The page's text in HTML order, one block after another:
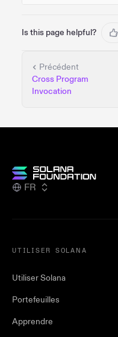
Is this page helpful?
Précédent
Cross Program
Invocation
FR
UTILISER SOLANA
Utiliser Solana
Portefeuilles
Apprendre